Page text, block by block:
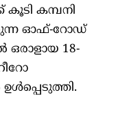
കമ്പനി
ഓഫ്-റോഡ്
18-